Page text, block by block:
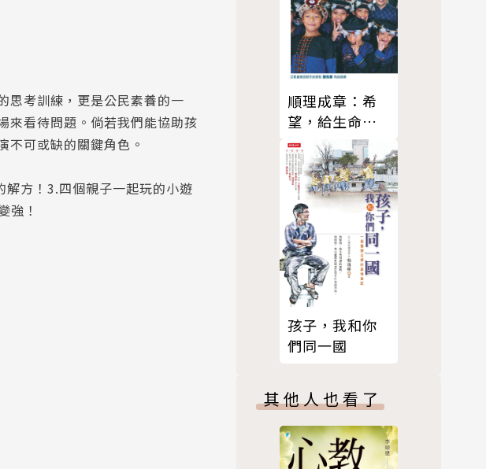
思考訓練，更是公民素養的一
來看待問題。倘若我們能協助孩
不可或缺的關鍵角色。
方！3.四個親子一起玩的小遊
強！
順理成章：希
望，給生命力
量－講理就好7
孩子，我和你
們同一國
其他人也看了